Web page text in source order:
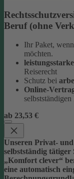
Beruf (ohne
Ihr Paket,
möchten.
Reiserecht
Schutz bei
Online-
ab 23,53 €
Unseren Privat-
selbstständig
„Komfort clever“
eine automatisch